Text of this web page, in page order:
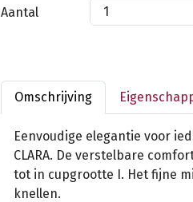
Aantal
Omschrijving
Eenvoudige elegantie voor
CLARA. De verstelbare
tot in cupgrootte I. Het fijne
knellen.